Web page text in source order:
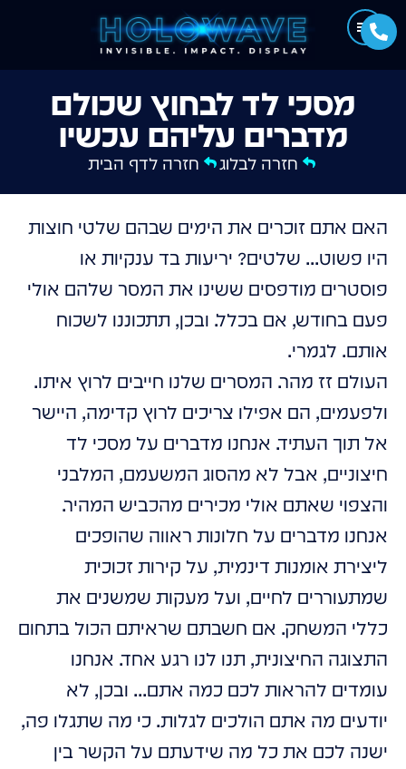
מסכי לד לבחוץ שכולם
מדברים עליהם עכשיו
חזרה לבלוג חזרה לדף הבית
האם אתם זוכרים את הימים שבהם שלטי חוצות
היו פשוט... שלטים? יריעות בד ענקיות או
פוסטרים מודפסים ששינו את המסר שלהם אולי
פעם בחודש, אם בכלל. ובכן, תתכוננו לשכוח
אותם. לגמרי.
העולם זז מהר. המסרים שלנו חייבים לרוץ איתו.
ולפעמים, הם אפילו צריכים לרוץ קדימה, היישר
אל תוך העתיד. אנחנו מדברים על מסכי לד
חיצוניים, אבל לא מהסוג המשעמם, המלבני
והצפוי שאתם אולי מכירים מהכביש המהיר.
אנחנו מדברים על חלונות ראווה שהופכים
ליצירת אומנות דינמית, על קירות זכוכית
שמתעוררים לחיים, ועל מעקות שמשנים את
כללי המשחק. אם חשבתם שראיתם הכול בתחום
התצוגה החיצונית, תנו לנו רגע אחד. אנחנו
עומדים להראות לכם כמה אתם... ובכן, לא
יודעים מה אתם הולכים לגלות. כי מה שתגלו פה,
ישנה לכם את כל מה שידעתם על הקשר בין